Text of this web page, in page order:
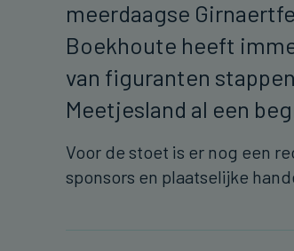
meerdaagse
Boekhoute heeft
van figuranten
Meetjesland al een
Voor de stoet is er nog een
sponsors en plaatselijke